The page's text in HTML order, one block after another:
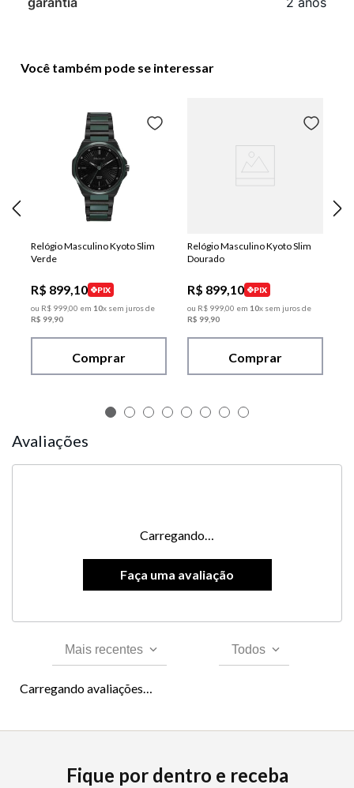
Você também pode se interessar
Relógio Masculino Kyoto Slim
Verde
R$ 899,10
PIX
ou R$ 99900 em 10x sem juros de
R$ 99 90
Comprar
Relógio Masculino Kyoto Slim
Dourado
R$ 899,10
PIX
ou R$ 99900 em 10x sem juros de
R$ 99 90
Comprar
Avaliações
Carregando…
Mais recentes Todos
Carregando avaliações…
Fique por dentro e receba